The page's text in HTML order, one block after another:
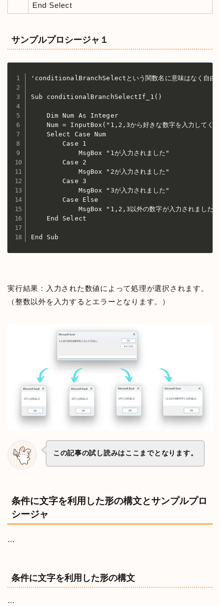
End Select
サンプルプロシージャ１
'conditionalBranchSelectという関数名に意味はなく自由な
Sub conditionalBranchSelectIf_1()
    Dim Num As Integer
Num = InputBox("1,2,3から好きな数字を入力してく
    Select Case Num
        Case 1
            MsgBox "1が入力されました"
        Case 2
            MsgBox "2が入力されました"
        Case 3
            MsgBox "3が入力されました"
        Case Else
            MsgBox "1,2,3以外の数字が入力されました"
    End Select
End Sub
実行結果：入力された数値によって処理が選択されます。
（整数以外を入力するとエラーとなります。）
この記事の試し読みはここまでとなります。
条件に文字を利用した形の構文とサンプルプロ
シージャ
…
条件に文字を利用した形の構文
…